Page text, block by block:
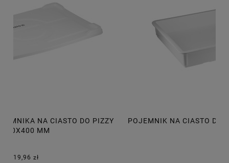
POJEMNIK NA CIASTO DO PIZZY 600X400X75 MM, 14L